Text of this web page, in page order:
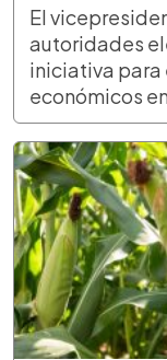
El
autoridades
iniciativa para
económicos